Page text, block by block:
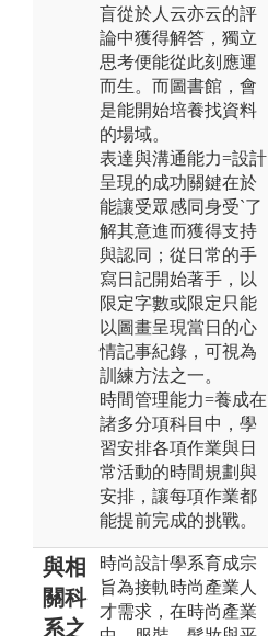
盲從於人云亦云的評
論中獲得解答，獨立
思考便能從此刻應運
而生。而圖書館，會
是能開始培養找資料
的場域。
表達與溝通能力=設計
呈現的成功關鍵在於
能讓受眾感同身受`了
解其意進而獲得支持
與認同；從日常的手
寫日記開始著手，以
限定字數或限定只能
以圖畫呈現當日的心
情記事紀錄，可視為
訓練方法之一。
時間管理能力=養成在
諸多分項科目中，學
習安排各項作業與日
常活動的時間規劃與
安排，讓每項作業都
能提前完成的挑戰。
與相
關科
系之
時尚設計學系育成宗
旨為接軌時尚產業人
才需求，在時尚產業